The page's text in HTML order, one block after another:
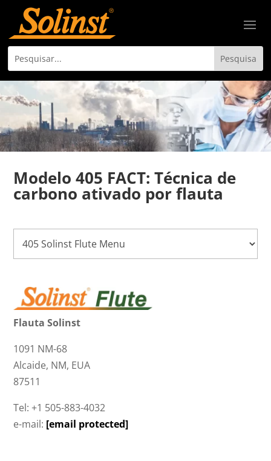
Modelo 405 FACT: Técnica de
carbono ativado por flauta
Flauta Solinst
1091 NM-68
Alcaide, NM, EUA
87511
Tel: +1 505-883-4032
e-mail: [email protected]